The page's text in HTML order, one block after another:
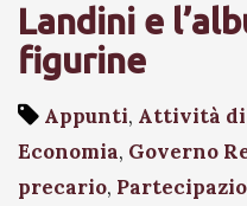
Landini e
figurine
Appunti, Attività di
Economia, Governo
precario,